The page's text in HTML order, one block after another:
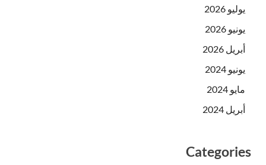
يوليو 2026
يونيو 2026
أبريل 2026
يونيو 2024
مايو 2024
أبريل 2024
Categories